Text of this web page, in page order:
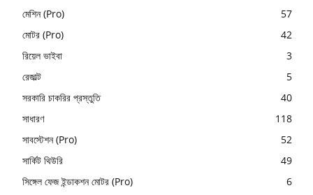
মেশিন (Pro)
57
মোটর (Pro)
42
রিয়েল ভাইবা
3
রেজাল্ট
5
সরকারি চাকরির প্রস্তুতি
40
সাধারণ
118
সাবস্টেশন (Pro)
52
সার্কিট থিউরি
49
সিঙ্গেল ফেজ ইন্ডাকশন মোটর (Pro)
6